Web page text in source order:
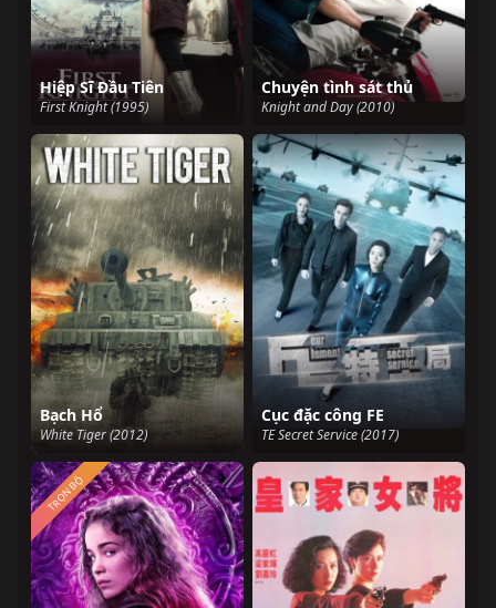
Hiệp Sĩ Đầu Tiên
First Knight (1995)
Chuyện tình sát thủ
Knight and Day (2010)
Bạch Hổ
White Tiger (2012)
Cục đặc công FE
TE Secret Service (2017)
TRỌN BỘ